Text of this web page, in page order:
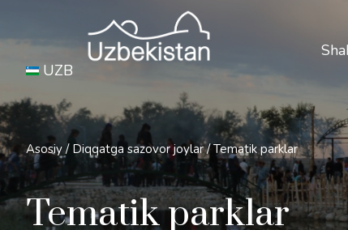
UZB
Asosiy / Diqqatga sazovor joylar/ Tematik parklar
Tematik parklar